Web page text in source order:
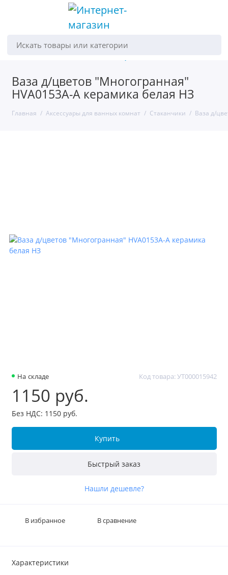
Искать товары или категории
Ваза д/цветов "Многогранная"
HVA0153А-A керамика белая НЗ
Главная Аксессуары для ванных комнат Стаканчики Ваза д/
На складе Код товара: УТ000015942
1150 руб.
Без НДС: 1150 руб.
Купить
Быстрый заказ
Нашли дешевле?
В избранное В сравнение
Характеристики